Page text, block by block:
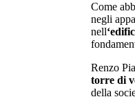
Come
negli
nell
Renzo
torre di
della